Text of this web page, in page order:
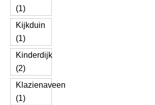
(1)
Kijkduin
(1)
Kinderdijk
(2)
Klazienaveen
(1)